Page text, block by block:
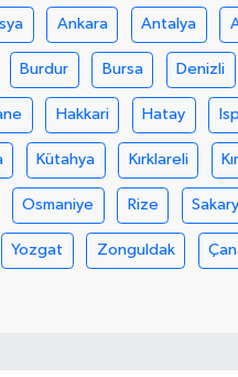
Ankara Antalya
Burdur Bursa Denizli
Hakkari Hatay
Kütahya Kırklareli
Osmaniye Rize
Yozgat Zonguldak